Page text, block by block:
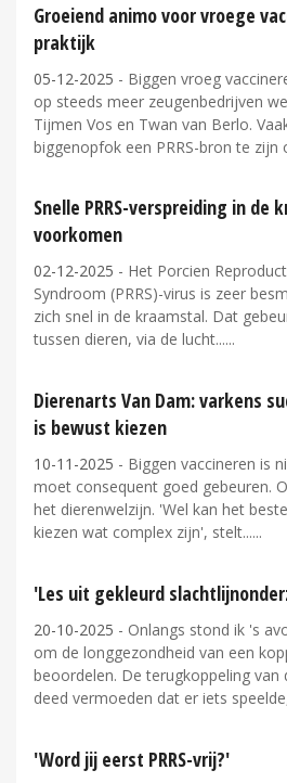
Groeiend animo voor vroege
praktijk
05-12-2025 - Biggen vroeg
op steeds meer zeugenbedrijven
Tijmen Vos en Twan van Berlo.
biggenopfok een PRRS-bron te zijn
Snelle PRRS-verspreiding in de
voorkomen
02-12-2025 - Het Porcien
Syndroom (PRRS)-virus is zeer
zich snel in de kraamstal. Dat
tussen dieren, via de lucht...
Dierenarts Van Dam: varkens
is bewust kiezen
10-11-2025 - Biggen vaccineren is
moet consequent goed gebeuren.
het dierenwelzijn. 'Wel kan het
kiezen wat complex zijn', stelt...
'Les uit gekleurd
20-10-2025 - Onlangs stond ik 's
om de longgezondheid van een
beoordelen. De terugkoppeling van
deed vermoeden dat er iets
'Word jij eerst PRRS-vrij?'